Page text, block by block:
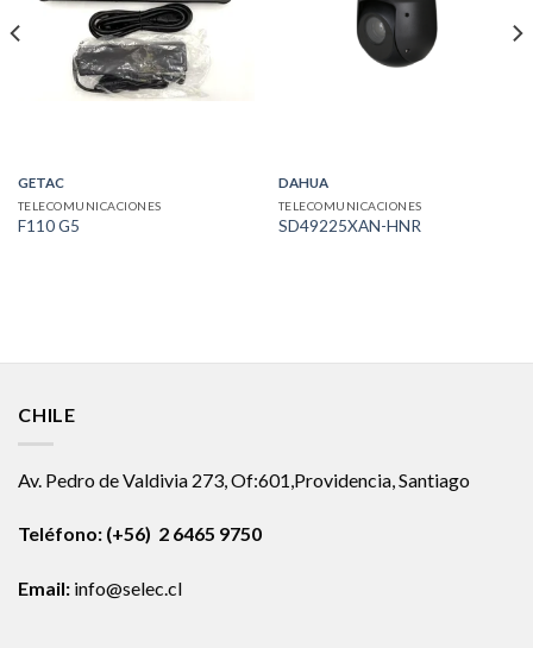
GETAC
TELECOMUNICACIONES
F110 G5
DAHUA
TELECOMUNICACIONES
SD49225XAN-HNR
CHILE
Av. Pedro de Valdivia 273, Of:601,Providencia, Santiago
Teléfono: (+56) 2 6465 9750
Email: info@selec.cl